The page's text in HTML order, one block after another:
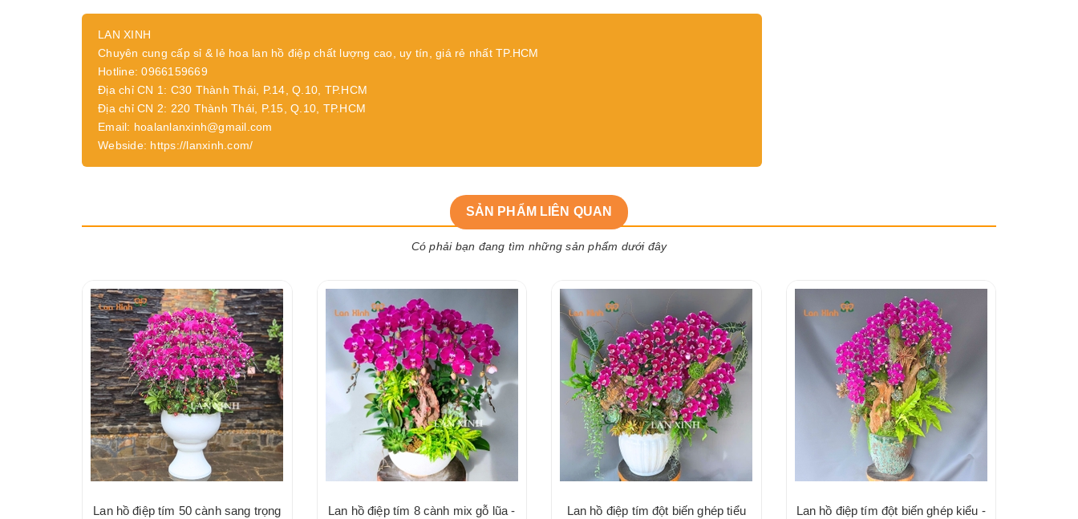
LAN XINH
Chuyên cung cấp sỉ & lẻ hoa lan hồ điệp chất lượng cao, uy tín, giá rẻ nhất TP.HCM
Hotline: 0966159669
Địa chỉ CN 1: C30 Thành Thái, P.14, Q.10, TP.HCM
Địa chỉ CN 2: 220 Thành Thái, P.15, Q.10, TP.HCM
Email: hoalanlanxinh@gmail.com
Webside: https://lanxinh.com/
SẢN PHẨM LIÊN QUAN
Có phải bạn đang tìm những sản phẩm dưới đây
Lan hồ điệp tím 50 cành sang trọng
Lan hồ điệp tím 8 cành mix gỗ lũa -
Lan hồ điệp tím đột biến ghép tiểu
Lan hồ điệp tím đột biến ghép kiểu -